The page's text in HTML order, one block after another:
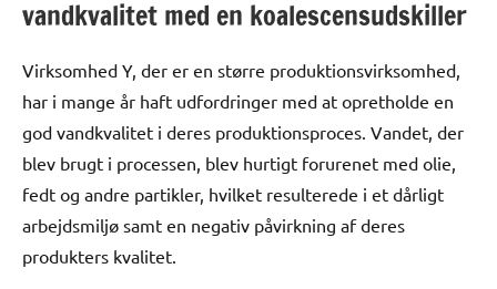
vandkvalitet med en koalescensudskiller
Virksomhed Y, der er en større produktionsvirksomhed,
har i mange år haft udfordringer med at opretholde en
god vandkvalitet i deres produktionsproces. Vandet, der
blev brugt i processen, blev hurtigt forurenet med olie,
fedt og andre partikler, hvilket resulterede i et dårligt
arbejdsmiljø samt en negativ påvirkning af deres
produkters kvalitet.